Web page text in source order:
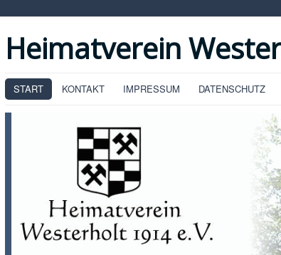
Heimatverein
START KONTAKT IMPRESSUM DATENSCHUTZ